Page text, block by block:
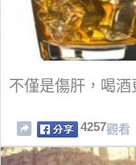
不僅是傷肝，喝
4257觀看